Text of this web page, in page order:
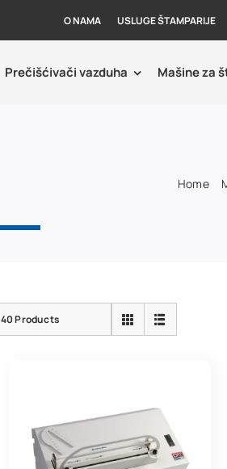
O NAMA USLUGE ŠTAMPARIJE
Prečišćivači vazduha Mašine za
Home
40 Products